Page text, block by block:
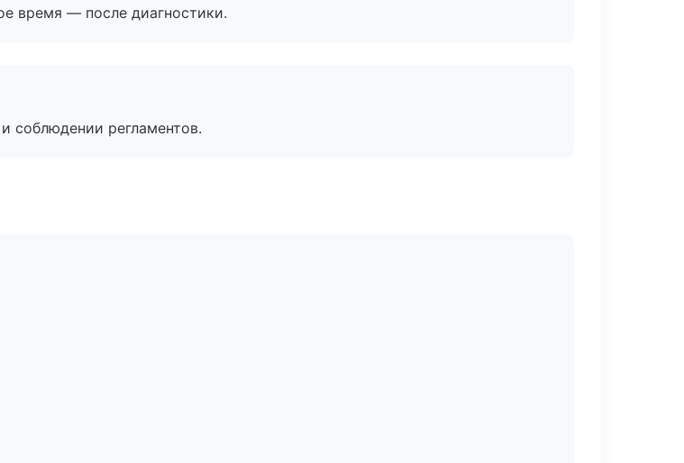
время — после диагностики.
соблюдении регламентов.